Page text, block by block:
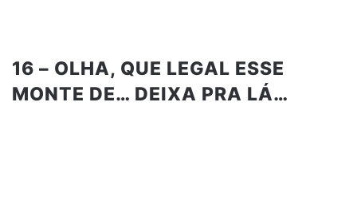
16 – OLHA, QUE LEGAL ESSE
MONTE DE… DEIXA PRA LÁ…